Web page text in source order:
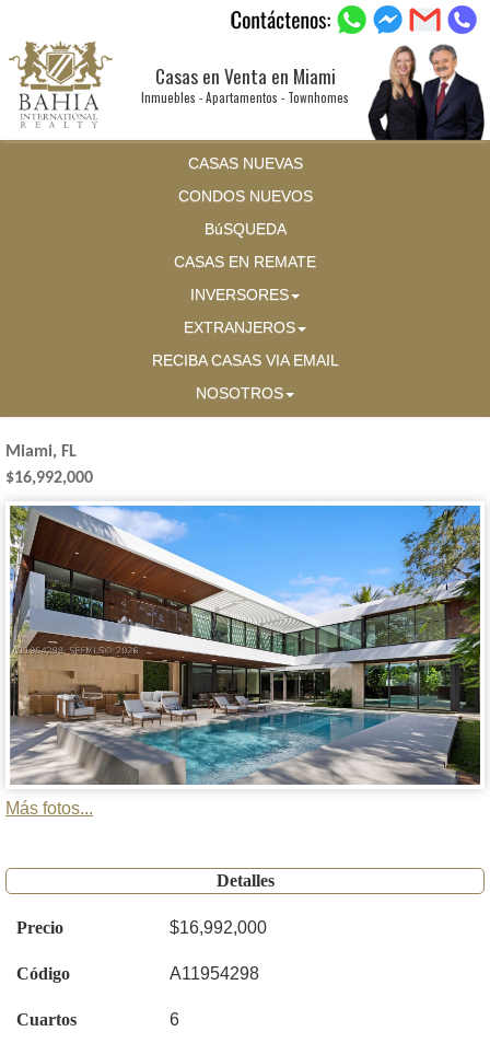
Casas en Venta en Miami
Inmuebles - Apartamentos - Townhomes
CASAS NUEVAS
CONDOS NUEVOS
BúSQUEDA
CASAS EN REMATE
INVERSORES
EXTRANJEROS
RECIBA CASAS VIA EMAIL
NOSOTROS
Miami, FL
$16,992,000
Más fotos...
Detalles
Precio $16,992,000
Código A11954298
Cuartos 6